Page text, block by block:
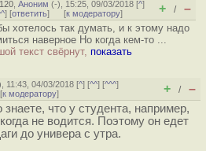
,Аноним (-), 15:25, 09/03/2018 [^]
] [ответить] [к модератору] + / –
хотелось так думать, и к этому надо
наверное Но когда кем-то ...
текст свёрнут, показать
11:43, 04/03/2018 [^] [^^] [^^^]
к модератору] + / –
что у студента, например,
не водится. Поэтому он едет
до универа с утра.